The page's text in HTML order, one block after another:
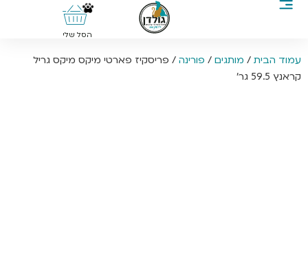
0
הסל שלי
עמוד הבית / מותגים / פורינה / פריסקיז פארטי מיקס מיקס גריל
קראנץ 59.5 גר’